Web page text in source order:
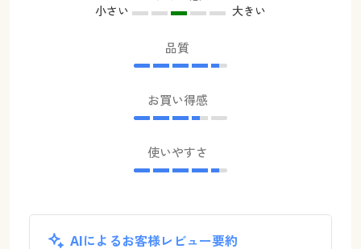
小さい 大きい
品質
お買い得感
使いやすさ
AIによるお客様レビュー要約